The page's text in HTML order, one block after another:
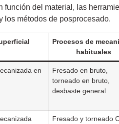
del material, las
los métodos de posprocesado.
Procesos de
habituales
en
Fresado en bruto,
torneado en bruto,
desbaste general
Fresado y torneado